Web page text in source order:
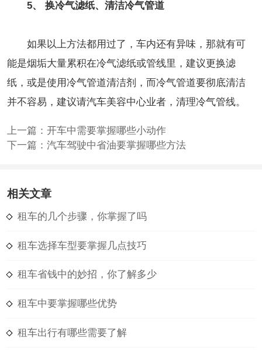
5、 换冷气滤纸、清洁冷气管道
如果以上方法都用过了，车内还有异味，那就有可
能是烟垢大量累积在冷气滤纸或管线里，建议更换滤
纸，或是使用冷气管道清洁剂，而冷气管道要彻底清洁
并不容易，建议请汽车美容中心业者，清理冷气管线。
上一篇： 开车中需要掌握哪些小动作
下一篇： 汽车驾驶中省油要掌握哪些方法
相关文章
租车的几个步骤，你掌握了吗
租车选择车型要掌握几点技巧
租车省钱中的妙招，你了解多少
租车中要掌握哪些优势
租车出行有哪些需要了解